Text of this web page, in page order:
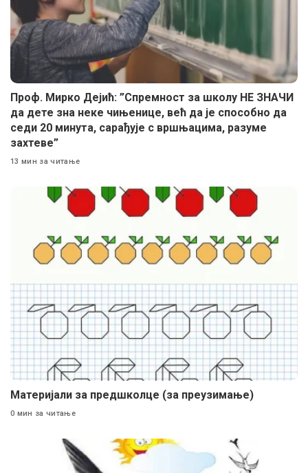
Проф. Мирко Дејић: ”Спремност за школу НЕ ЗНАЧИ
да дете зна неке чињенице, већ да је способно да
седи 20 минута, сарађује с вршњацима, разуме
захтеве”
13 мин за читање
Материјали за предшколце (за преузимање)
0 мин за читање